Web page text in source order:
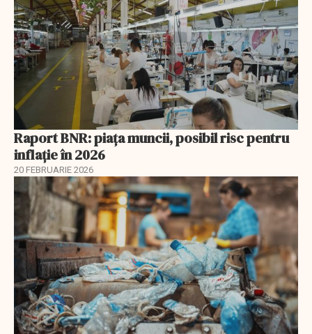
Raport BNR: piața muncii, posibil risc pentru
inflație în 2026
20 FEBRUARIE 2026